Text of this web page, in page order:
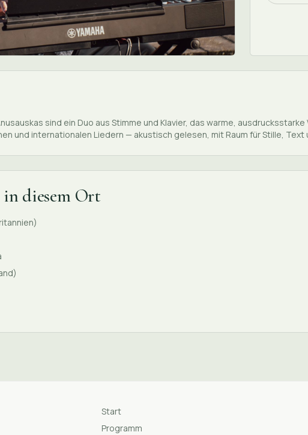
sind ein Duo aus Stimme und Klavier, das warme,
und internationalen Liedern — akustisch gelesen, mit Raum für Stille, Text
diesem Ort
Start
Programm